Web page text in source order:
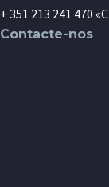
+ 351 213 241 470
Contacte-nos